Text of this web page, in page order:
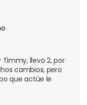
llevo 2, por
cambios, pero
que actúe le